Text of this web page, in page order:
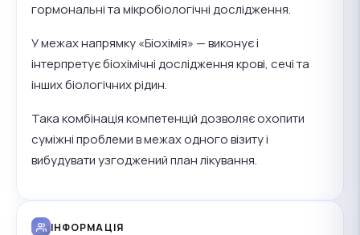
гормональні та мікробіологічні дослідження.
У межах напрямку «Біохімія» — виконує і
інтерпретує біохімічні дослідження крові, сечі та
інших біологічних рідин.
Така комбінація компетенцій дозволяє охопити
суміжні проблеми в межах одного візиту і
вибудувати узгоджений план лікування.
ІНФОРМАЦІЯ